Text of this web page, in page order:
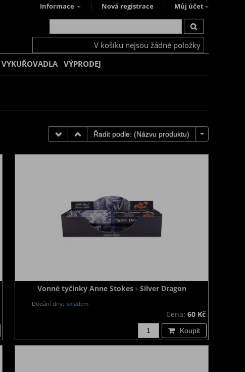
Informace Nová registrace Můj účet
V košíku nejsou žádné položky
VYKUŘOVADLA VÝPRODEJ
Řadit podle: (Názvu produktu)
Vonné tyčinky Anne Stokes - Silver Dragon
Dodání dny: skladem
Cena: 60 Kč
Koupit